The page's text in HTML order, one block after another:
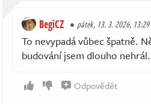
BegiCZ pátek, 13. 3. 2026, 13:29
To nevypadá vůbec špatně.
budování jsem dlouho
Odpovědět